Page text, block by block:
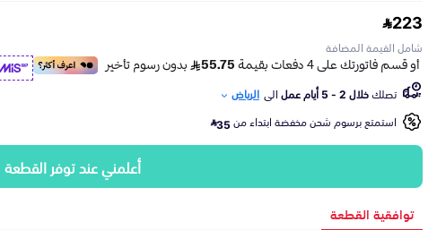
223
شامل القيمة المضافة
تصلكخلال 2 - 5 أيام عمل الى الرياض
استمتع برسوم شحن مخفضة ابتداء من35
أعلمني عند توفر القطعة
توافقية القطعة